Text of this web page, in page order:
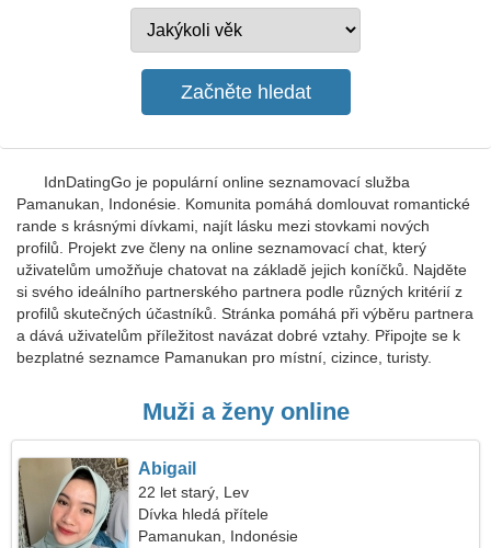
IdnDatingGo je populární online seznamovací služba
Pamanukan, Indonésie. Komunita pomáhá domlouvat romantické
rande s krásnými dívkami, najít lásku mezi stovkami nových
profilů. Projekt zve členy na online seznamovací chat, který
uživatelům umožňuje chatovat na základě jejich koníčků. Najděte
si svého ideálního partnerského partnera podle různých kritérií z
profilů skutečných účastníků. Stránka pomáhá při výběru partnera
a dává uživatelům příležitost navázat dobré vztahy. Připojte se k
bezplatné seznamce Pamanukan pro místní, cizince, turisty.
Muži a ženy online
Abigail
22 let starý, Lev
Dívka hledá přítele
Pamanukan, Indonésie